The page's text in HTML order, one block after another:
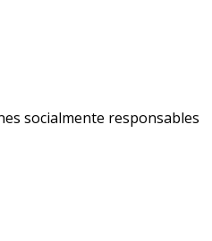
socialmente responsables